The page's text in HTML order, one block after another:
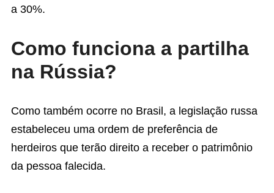
a 30%.
Como funciona a partilha
na Rússia?
Como também ocorre no Brasil, a legislação russa
estabeleceu uma ordem de preferência de
herdeiros que terão direito a receber o patrimônio
da pessoa falecida.